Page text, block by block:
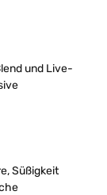
und Live-
Süßigkeit